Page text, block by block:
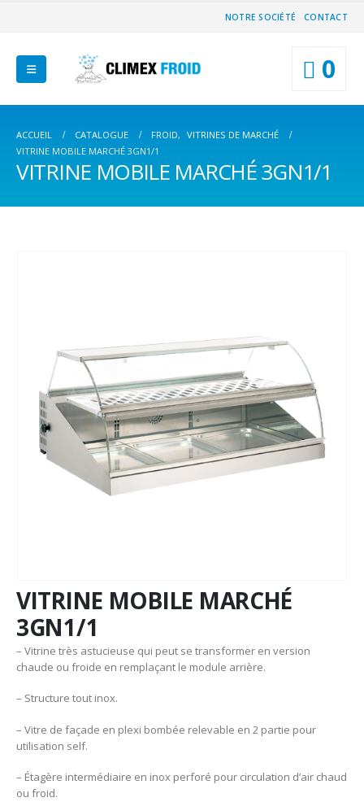
NOTRE SOCIÉTÉ CONTACT
0
ACCUEIL CATALOGUE FROID, VITRINES DE MARCHÉ
VITRINE MOBILE MARCHÉ 3GN1/1
VITRINE MOBILE MARCHÉ 3GN1/1
VITRINE MOBILE MARCHÉ
3GN1/1
– Vitrine très astucieuse qui peut se transformer en version
chaude ou froide en remplaçant le module arrière.
– Structure tout inox.
– Vitre de façade en plexi bombée relevable en 2 partie pour
utilisation self.
– Étagère intermédiaire en inox perforé pour circulation d’air chaud
ou froid.